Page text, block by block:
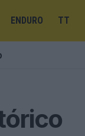
ENDURO TT